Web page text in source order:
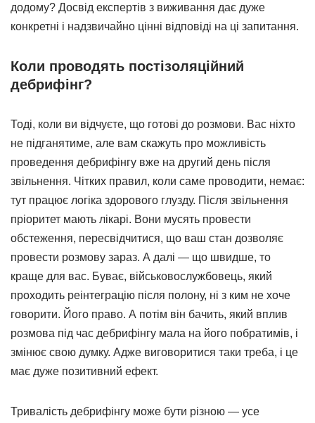
додому? Досвід експертів з виживання дає дуже
конкретні і надзвичайно цінні відповіді на ці запитання.
Коли проводять постізоляційний
дебрифінг?
Тоді, коли ви відчуєте, що готові до розмови. Вас ніхто
не підганятиме, але вам скажуть про можливість
проведення дебрифінгу вже на другий день після
звільнення. Чітких правил, коли саме проводити, немає:
тут працює логіка здорового глузду. Після звільнення
пріоритет мають лікарі. Вони мусять провести
обстеження, пересвідчитися, що ваш стан дозволяє
провести розмову зараз. А далі — що швидше, то
краще для вас. Буває, військовослужбовець, який
проходить реінтеграцію після полону, ні з ким не хоче
говорити. Його право. А потім він бачить, який вплив
розмова під час дебрифінгу мала на його побратимів, і
змінює свою думку. Адже виговоритися таки треба, і це
має дуже позитивний ефект.
Тривалість дебрифінгу може бути різною — усе